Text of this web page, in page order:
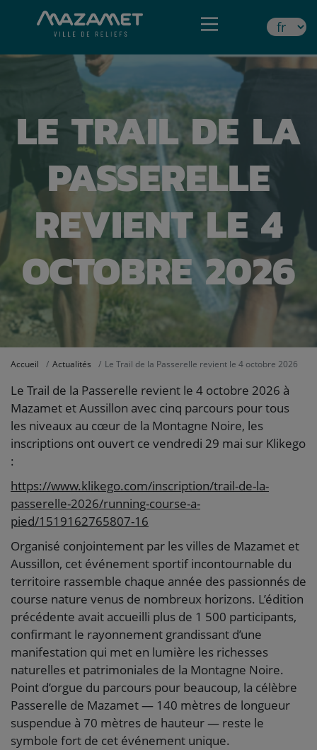
LE TRAIL DE LA
PASSERELLE
REVIENT LE 4
OCTOBRE 2026
Accueil Actualités Le Trail de la Passerelle revient le 4 octobre 2026
Le Trail de la Passerelle revient le 4 octobre 2026 à
Mazamet et Aussillon avec cinq parcours pour tous
les niveaux au cœur de la Montagne Noire, les
inscriptions ont ouvert ce vendredi 29 mai sur Klikego
:
https://www.klikego.com/inscription/trail-de-la-
passerelle-2026/running-course-a-
pied/1519162765807-16
Organisé conjointement par les villes de Mazamet et
Aussillon, cet événement sportif incontournable du
territoire rassemble chaque année des passionnés de
course nature venus de nombreux horizons. L’édition
précédente avait accueilli plus de 1 500 participants,
confirmant le rayonnement grandissant d’une
manifestation qui met en lumière les richesses
naturelles et patrimoniales de la Montagne Noire.
Point d’orgue du parcours pour beaucoup, la célèbre
Passerelle de Mazamet — 140 mètres de longueur
suspendue à 70 mètres de hauteur — reste le
symbole fort de cet événement unique.